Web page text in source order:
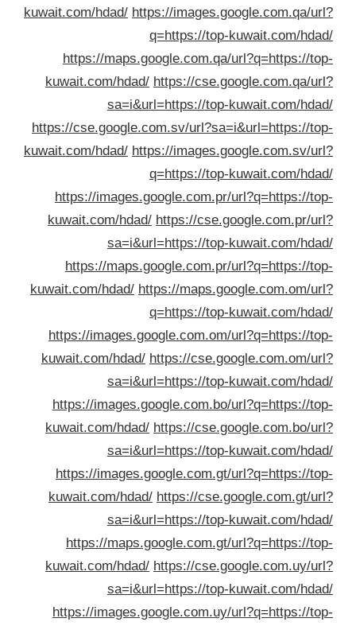
kuwait.com/hdad/ https://images.google.com.qa/
q=https://top-kuwait.com/
https://maps.google.com.qa/url?q=https://
kuwait.com/hdad/ https://cse.google.com.qa/
sa=i&url=https://top-kuwait.com/
https://cse.google.com.sv/url?sa=i&url=https://
kuwait.com/hdad/ https://images.google.com.sv/
q=https://top-kuwait.com/
https://images.google.com.pr/url?q=https://
kuwait.com/hdad/ https://cse.google.com.pr/
sa=i&url=https://top-kuwait.com/
https://maps.google.com.pr/url?q=https://
kuwait.com/hdad/ https://maps.google.com.om/
q=https://top-kuwait.com/
https://images.google.com.om/url?q=https://
kuwait.com/hdad/ https://cse.google.com.om/
sa=i&url=https://top-kuwait.com/
https://images.google.com.bo/url?q=https://
kuwait.com/hdad/ https://cse.google.com.bo/
sa=i&url=https://top-kuwait.com/
https://images.google.com.gt/url?q=https://
kuwait.com/hdad/ https://cse.google.com.gt/
sa=i&url=https://top-kuwait.com/
https://maps.google.com.gt/url?q=https://
kuwait.com/hdad/ https://cse.google.com.uy/
sa=i&url=https://top-kuwait.com/
https://images.google.com.uy/url?q=https://